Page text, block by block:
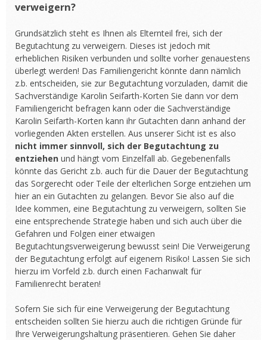
verweigern?
Grundsätzlich steht es Ihnen als Elternteil frei, sich der
Begutachtung zu verweigern. Dieses ist jedoch mit
erheblichen Risiken verbunden und sollte vorher genauestens
überlegt werden! Das Familiengericht könnte dann nämlich
z.b. entscheiden, sie zur Begutachtung vorzuladen, damit die
Sachverständige Karolin Seifarth-Korten Sie dann vor dem
Familiengericht befragen kann oder die Sachverständige
Karolin Seifarth-Korten kann ihr Gutachten dann anhand der
vorliegenden Akten erstellen. Aus unserer Sicht ist es also
nicht immer sinnvoll, sich der Begutachtung zu
entziehen und hängt vom Einzelfall ab. Gegebenenfalls
könnte das Gericht z.b. auch für die Dauer der Begutachtung
das Sorgerecht oder Teile der elterlichen Sorge entziehen um
hier an ein Gutachten zu gelangen. Bevor Sie also auf die
Idee kommen, eine Begutachtung zu verweigern, sollten Sie
eine entsprechende Strategie haben und sich auch über die
Gefahren und Folgen einer etwaigen
Begutachtungsverweigerung bewusst sein! Die Verweigerung
der Begutachtung erfolgt auf eigenem Risiko! Lassen Sie sich
hierzu im Vorfeld z.b. durch einen Fachanwalt für
Familienrecht beraten!
Sofern Sie sich für eine Verweigerung der Begutachtung
entscheiden sollten Sie hierzu auch die richtigen Gründe für
Ihre Verweigerungshaltung präsentieren. Gehen Sie daher